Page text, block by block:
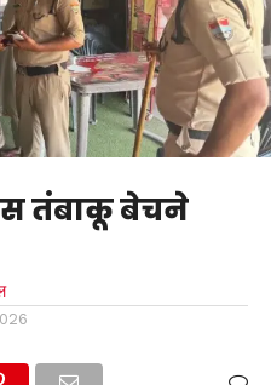
तंबाकू बेचने